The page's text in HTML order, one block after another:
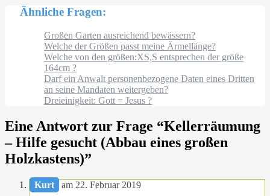
Ähnliche Fragen:
Großen Garten ausreichend bewässern?
Welche der Größen passt meine Ärmellänge?
Welche von den größen:XS,S entsprechen der größe
164cm ?
Darf ein Anwalt personenbezogene Daten eines Dritten
an seine Mandaten weitergeben?
Dreieinigkeit: Gott = Jesus ?
Eine Antwort zur Frage “Kellerräumung
– Hilfe gesucht (Abbau eines großen
Holzkastens)”
Kurt
am 22. Februar 2019